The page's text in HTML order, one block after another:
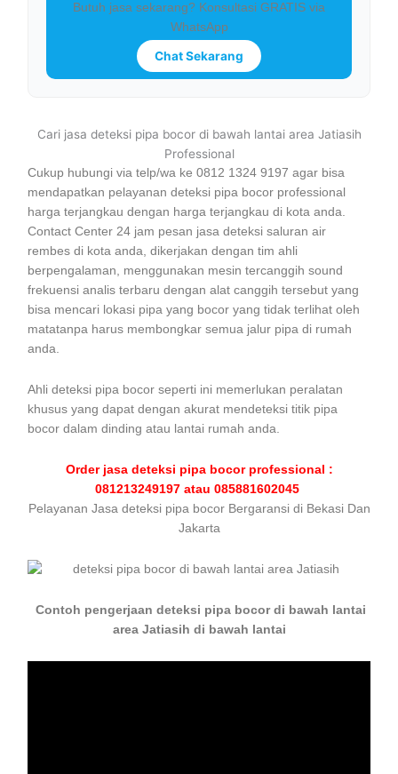
Butuh jasa sekarang? Konsultasi GRATIS via
WhatsApp
Chat Sekarang
Cari jasa deteksi pipa bocor di bawah lantai area Jatiasih
Professional
Cukup hubungi via telp/wa ke 0812 1324 9197 agar bisa
mendapatkan pelayanan deteksi pipa bocor professional
harga terjangkau dengan harga terjangkau di kota anda.
Contact Center 24 jam pesan jasa deteksi saluran air
rembes di kota anda, dikerjakan dengan tim ahli
berpengalaman, menggunakan mesin tercanggih sound
frekuensi analis terbaru dengan alat canggih tersebut yang
bisa mencari lokasi pipa yang bocor yang tidak terlihat oleh
matatanpa harus membongkar semua jalur pipa di rumah
anda.
Ahli deteksi pipa bocor seperti ini memerlukan peralatan
khusus yang dapat dengan akurat mendeteksi titik pipa
bocor dalam dinding atau lantai rumah anda.
Order jasa deteksi pipa bocor professional :
081213249197 atau 085881602045
Pelayanan Jasa deteksi pipa bocor Bergaransi di Bekasi Dan
Jakarta
Contoh pengerjaan deteksi pipa bocor di bawah lantai
area Jatiasih di bawah lantai